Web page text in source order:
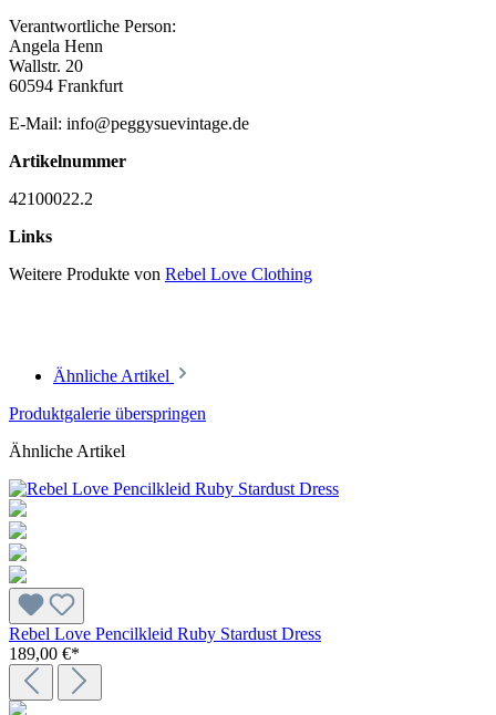
Verantwortliche Person:
Angela Henn
Wallstr. 20
60594 Frankfurt
E-Mail: info@peggysuevintage.de
Artikelnummer
42100022.2
Links
Weitere Produkte von Rebel Love Clothing
Ähnliche Artikel
Produktgalerie überspringen
Ähnliche Artikel
Rebel Love Pencilkleid Ruby Stardust Dress
189,00 €*